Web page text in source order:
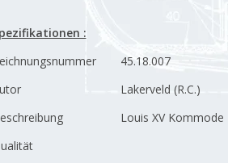
:
45.18.007
Lakerveld (R.C.)
Louis XV Kommode